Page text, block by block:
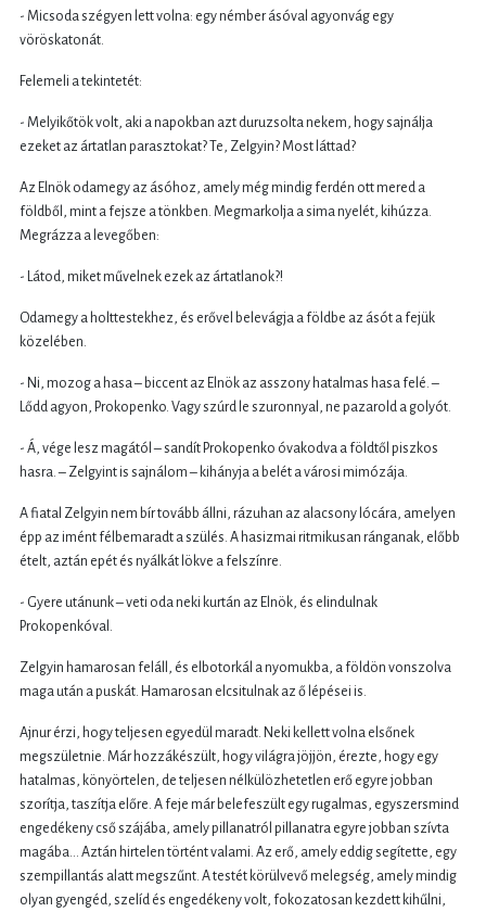
- Micsoda szégyen lett volna: egy némber ásóval agyonvág egy
vöröskatonát.
Felemeli a tekintetét:
- Melyikőtök volt, aki a napokban azt duruzsolta nekem, hogy sajnálja
ezeket az ártatlan parasztokat? Te, Zelgyin? Most láttad?
Az Elnök odamegy az ásóhoz, amely még mindig ferdén ott mered a
földből, mint a fejsze a tönkben. Megmarkolja a sima nyelét, kihúzza.
Megrázza a levegőben:
- Látod, miket művelnek ezek az ártatlanok?!
Odamegy a holttestekhez, és erővel belevágja a földbe az ásót a fejük
közelében.
- Ni, mozog a hasa – biccent az Elnök az asszony hatalmas hasa felé. –
Lődd agyon, Prokopenko. Vagy szúrd le szuronnyal, ne pazarold a golyót.
- Á, vége lesz magától – sandít Prokopenko óvakodva a földtől piszkos
hasra. – Zelgyint is sajnálom – kihányja a belét a városi mimózája.
A fiatal Zelgyin nem bír tovább állni, rázuhan az alacsony lócára, amelyen
épp az imént félbemaradt a szülés. A hasizmai ritmikusan ránganak, előbb
ételt, aztán epét és nyálkát lökve a felszínre.
- Gyere utánunk – veti oda neki kurtán az Elnök, és elindulnak
Prokopenkóval.
Zelgyin hamarosan feláll, és elbotorkál a nyomukba, a földön vonszolva
maga után a puskát. Hamarosan elcsitulnak az ő lépései is.
Ajnur érzi, hogy teljesen egyedül maradt. Neki kellett volna elsőnek
megszületnie. Már hozzákészült, hogy világra jöjjön, érezte, hogy egy
hatalmas, könyörtelen, de teljesen nélkülözhetetlen erő egyre jobban
szorítja, taszítja előre. A feje már belefeszült egy rugalmas, egyszersmind
engedékeny cső szájába, amely pillanatról pillanatra egyre jobban szívta
magába… Aztán hirtelen történt valami. Az erő, amely eddig segítette, egy
szempillantás alatt megszűnt. A testét körülvevő melegség, amely mindig
olyan gyengéd, szelíd és engedékeny volt, fokozatosan kezdett kihűlni,